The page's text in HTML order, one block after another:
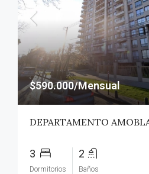
$590.000/Mensual
3
Dormitorios
2
Baños